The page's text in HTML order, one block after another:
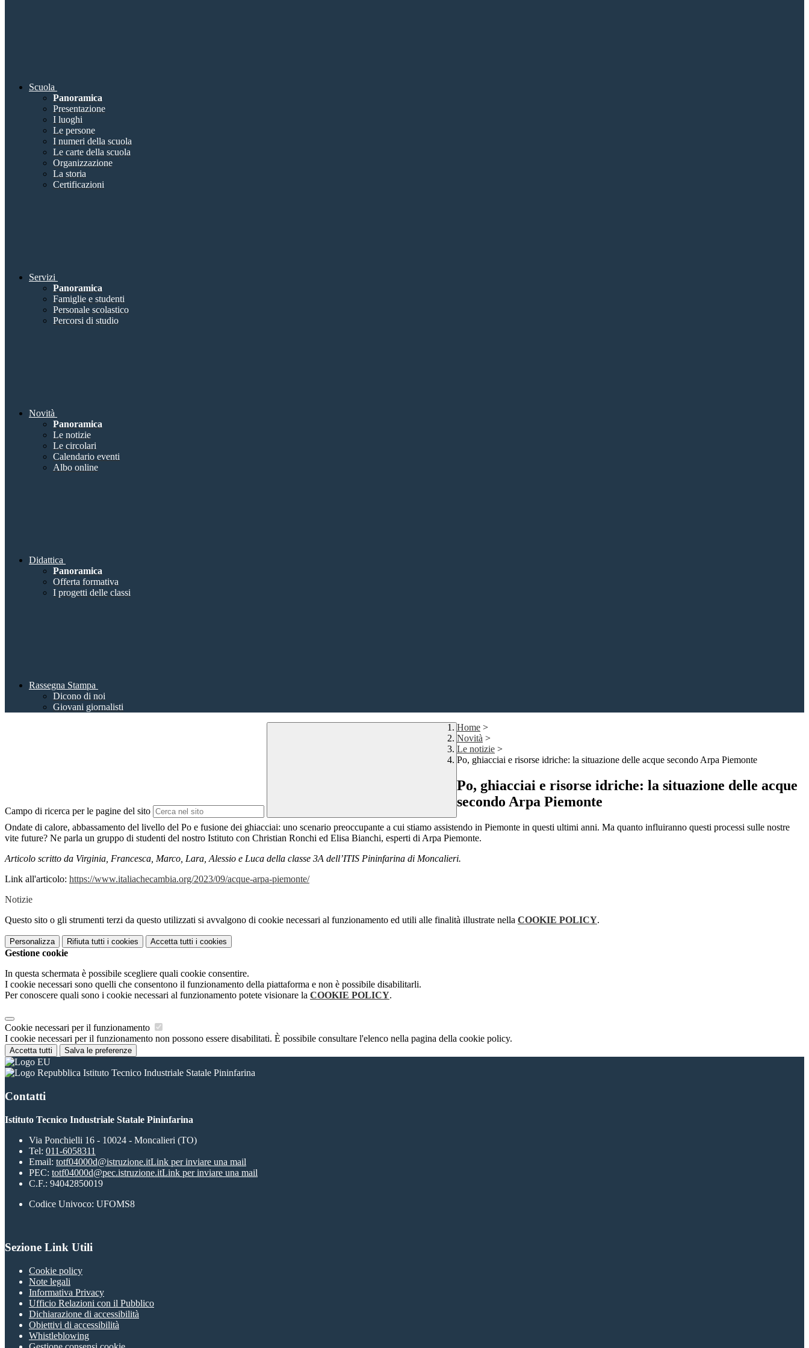
Scuola
Panoramica
Presentazione
I luoghi
Le persone
I numeri della scuola
Le carte della scuola
Organizzazione
La storia
Certificazioni
Servizi
Panoramica
Famiglie e studenti
Personale scolastico
Percorsi di studio
Novità
Panoramica
Le notizie
Le circolari
Calendario eventi
Albo online
Didattica
Panoramica
Offerta formativa
I progetti delle classi
Rassegna Stampa
Dicono di noi
Giovani giornalisti
Campo di ricerca per le pagine del sito
Home >
Novità >
Le notizie >
Po, ghiacciai e risorse idriche: la situazione delle acque secondo Arpa Piemonte
Po, ghiacciai e risorse idriche: la situazione delle acque
secondo Arpa Piemonte
Ondate di calore, abbassamento del livello del Po e fusione dei ghiacciai: uno scenario preoccupante a cui stiamo assistendo in Piemonte in questi ultimi anni. Ma quanto influiranno questi processi sulle nostre
vite future? Ne parla un gruppo di studenti del nostro Istituto con Christian Ronchi ed Elisa Bianchi, esperti di Arpa Piemonte.
Articolo scritto da Virginia, Francesca, Marco, Lara, Alessio e Luca della classe 3A dell’ITIS Pininfarina di Moncalieri.
Link all'articolo: https://www.italiachecambia.org/2023/09/acque-arpa-piemonte/
Notizie
Questo sito o gli strumenti terzi da questo utilizzati si avvalgono di cookie necessari al funzionamento ed utili alle finalità illustrate nella COOKIE POLICY.
Personalizza Rifiuta tutti i cookies Accetta tutti i cookies
Gestione cookie
In questa schermata è possibile scegliere quali cookie consentire.
I cookie necessari sono quelli che consentono il funzionamento della piattaforma e non è possibile disabilitarli.
Per conoscere quali sono i cookie necessari al funzionamento potete visionare la COOKIE POLICY.
Cookie necessari per il funzionamento
I cookie necessari per il funzionamento non possono essere disabilitati. È possibile consultare l'elenco nella pagina della cookie policy.
Accetta tutti Salva le preferenze
Istituto Tecnico Industriale Statale Pininfarina
Contatti
Istituto Tecnico Industriale Statale Pininfarina
Via Ponchielli 16 - 10024 - Moncalieri (TO)
Tel: 011-6058311
Email: totf04000d@istruzione.itLink per inviare una mail
PEC: totf04000d@pec.istruzione.itLink per inviare una mail
C.F.: 94042850019
Codice Univoco: UFOMS8
Sezione Link Utili
Cookie policy
Note legali
Informativa Privacy
Ufficio Relazioni con il Pubblico
Dichiarazione di accessibilità
Obiettivi di accessibilità
Whistleblowing